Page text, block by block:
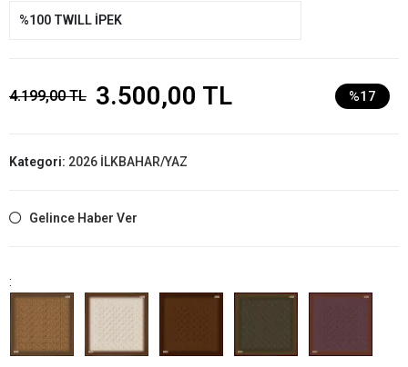
%100 TWILL İPEK
4.199,00 TL 3.500,00 TL %17
Kategori: 2026 İLKBAHAR/YAZ
Gelince Haber Ver
: